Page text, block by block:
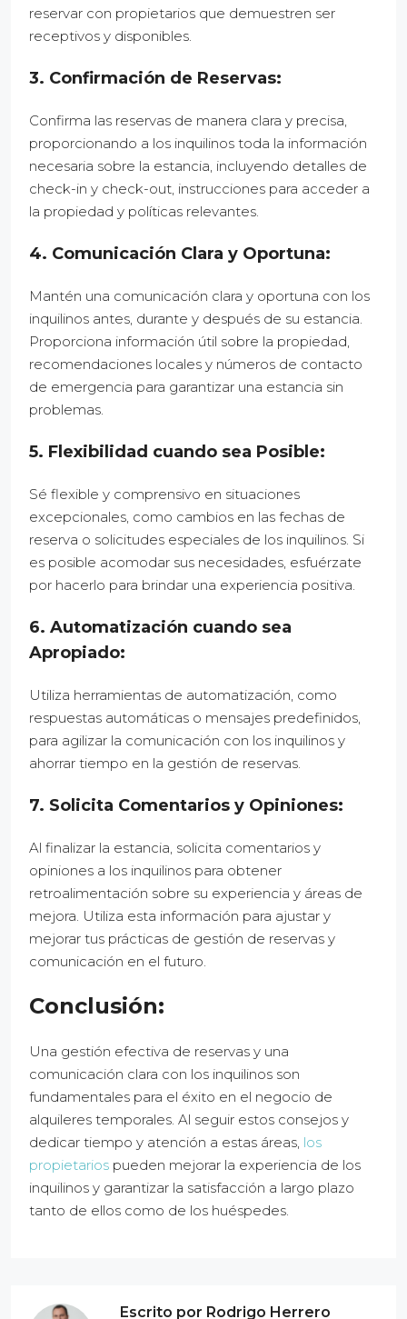
reservar con propietarios que demuestren ser
receptivos y disponibles.
3. Confirmación de Reservas:
Confirma las reservas de manera clara y precisa,
proporcionando a los inquilinos toda la información
necesaria sobre la estancia, incluyendo detalles de
check-in y check-out, instrucciones para acceder a
la propiedad y políticas relevantes.
4. Comunicación Clara y Oportuna:
Mantén una comunicación clara y oportuna con los
inquilinos antes, durante y después de su estancia.
Proporciona información útil sobre la propiedad,
recomendaciones locales y números de contacto
de emergencia para garantizar una estancia sin
problemas.
5. Flexibilidad cuando sea Posible:
Sé flexible y comprensivo en situaciones
excepcionales, como cambios en las fechas de
reserva o solicitudes especiales de los inquilinos. Si
es posible acomodar sus necesidades, esfuérzate
por hacerlo para brindar una experiencia positiva.
6. Automatización cuando sea
Apropiado:
Utiliza herramientas de automatización, como
respuestas automáticas o mensajes predefinidos,
para agilizar la comunicación con los inquilinos y
ahorrar tiempo en la gestión de reservas.
7. Solicita Comentarios y Opiniones:
Al finalizar la estancia, solicita comentarios y
opiniones a los inquilinos para obtener
retroalimentación sobre su experiencia y áreas de
mejora. Utiliza esta información para ajustar y
mejorar tus prácticas de gestión de reservas y
comunicación en el futuro.
Conclusión:
Una gestión efectiva de reservas y una
comunicación clara con los inquilinos son
fundamentales para el éxito en el negocio de
alquileres temporales. Al seguir estos consejos y
dedicar tiempo y atención a estas áreas, los
propietarios pueden mejorar la experiencia de los
inquilinos y garantizar la satisfacción a largo plazo
tanto de ellos como de los huéspedes.
Escrito por Rodrigo Herrero